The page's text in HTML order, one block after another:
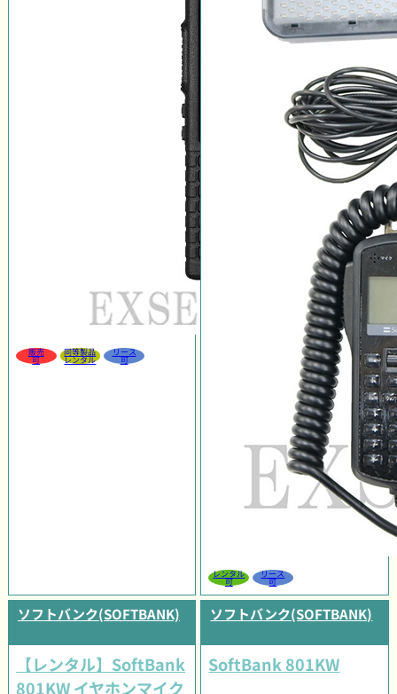
販売
可
同等製品
レンタル
リース
可
レンタル
可
リース
可
ソフトバンク(SOFTBANK)
【レンタル】SoftBank
801KW イヤホンマイク
ソフトバンク(SOFTBANK)
SoftBank 801KW